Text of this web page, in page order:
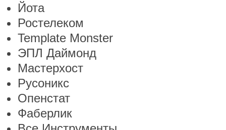
Йота
Ростелеком
Template Monster
ЭПЛ Даймонд
Мастерхост
Русоникс
Опенстат
Фаберлик